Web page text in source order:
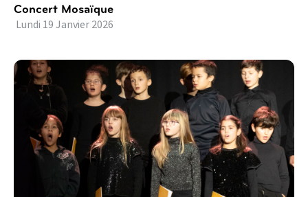
Concert Mosaïque
Lundi 19 Janvier 2026